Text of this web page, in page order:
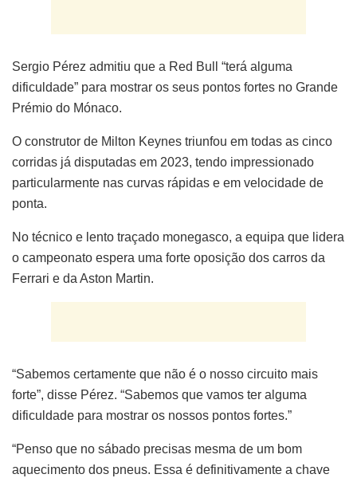
Sergio Pérez admitiu que a Red Bull “terá alguma
dificuldade” para mostrar os seus pontos fortes no Grande
Prémio do Mónaco.
O construtor de Milton Keynes triunfou em todas as cinco
corridas já disputadas em 2023, tendo impressionado
particularmente nas curvas rápidas e em velocidade de
ponta.
No técnico e lento traçado monegasco, a equipa que lidera
o campeonato espera uma forte oposição dos carros da
Ferrari e da Aston Martin.
“Sabemos certamente que não é o nosso circuito mais
forte”, disse Pérez. “Sabemos que vamos ter alguma
dificuldade para mostrar os nossos pontos fortes.”
“Penso que no sábado precisas mesma de um bom
aquecimento dos pneus. Essa é definitivamente a chave